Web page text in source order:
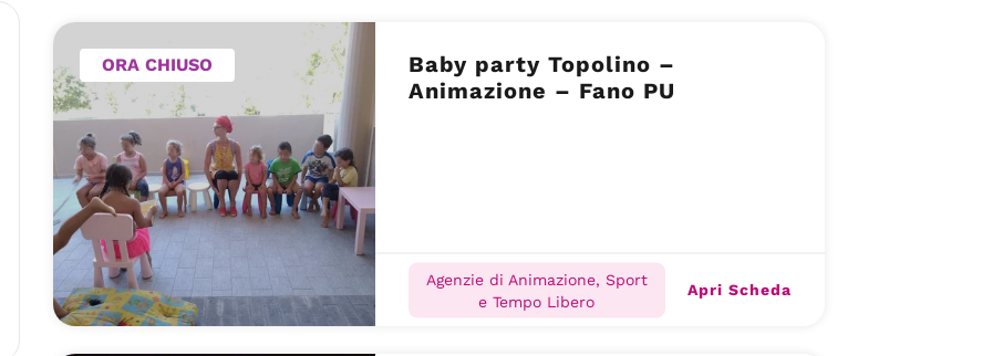
ORA CHIUSO
Baby party Topolino –
Animazione – Fano PU
Agenzie di Animazione, Sport
e Tempo Libero
Apri Scheda